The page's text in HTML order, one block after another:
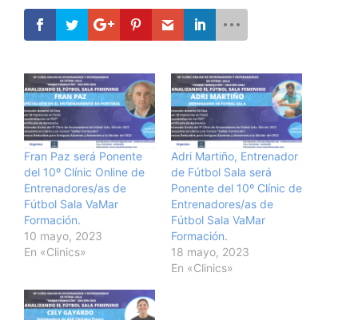
Fran Paz será Ponente
del 10º Clínic Online de
Entrenadores/as de
Fútbol Sala VaMar
Formación.
10 mayo, 2023
En «Clinics»
Adri Martiño, Entrenador
de Fútbol Sala será
Ponente del 10º Clínic de
Entrenadores/as de
Fútbol Sala VaMar
Formación.
18 mayo, 2023
En «Clinics»